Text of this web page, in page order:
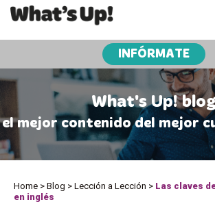
INFÓRMATE
What's Up!
el mejor contenido del mejor
Home > Blog > Lección a Lección > Las claves
en inglés